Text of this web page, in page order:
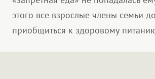
этого все взрослые члены семьи
приобщиться к здоровому